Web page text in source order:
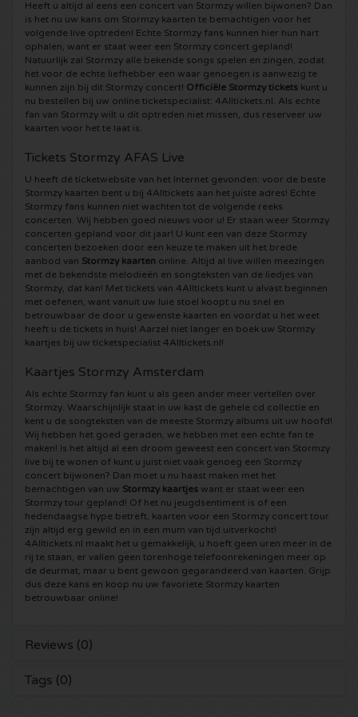
5 Seconds of Summer kaartjes
Simple Minds kaartjes
Toto kaartjes
De Amsterdamse Zomer kaarten
Normaal kaartjes
Louis Tomlinson kaartjes
Tom Jones kaartjes
Ed Sheeran kaartjes
Oscar and the Wolf tickets
Red Hot Chili Peppers kaartjes
Bryan Adams kaartjes
Burna Boy kaartjes
Coldplay kaartjes
Pinkpop kaartjes
Dance Valley kaartjes
Intents kaartjes
OH MY kaartjes
Kralingse Bos Festival
WOO HAH kaartjes
Free Your Mind Festival kaartjes
Strafwerk kaartjes
Into The Great Wide Open kaartjes
Breda Live kaartjes
7th Sunday Festival kaartjes
Harmony of Hardcore kaartjes
Parkzicht Outdoor Festival kaartjes
Into the Woods kaartjes
Crazyland kaartjes
Hardcore4life kaartjes
Shockerz kaartjes
Charlotte de Witte kaartjes
909 kaartjes
Verknipt kaartjes
DLDK kaarten
Above Beyond kaarten
Disclosure kaartjes
Qapital kaartjes
Hardwell kaartjes
X-Qlusive Holland kaartjes
Supremacy kaartjes
X-Qlusive kaartjes
Heeft u altijd al eens een concert van Stormzy willen bijwonen? Dan
is het nu uw kans om Stormzy kaarten te bemachtigen voor het
volgende live optreden! Echte Stormzy fans kunnen hier hun hart
ophalen, want er staat weer een Stormzy concert gepland!
Natuurlijk zal Stormzy alle bekende songs spelen en zingen, zodat
het voor de echte liefhebber een waar genoegen is aanwezig te
kunnen zijn bij dit Stormzy concert! Officiële Stormzy tickets kunt u
nu bestellen bij uw online ticketspecialist: 4Alltickets.nl. Als echte
fan van Stormzy wilt u dit optreden niet missen, dus reserveer uw
kaarten voor het te laat is.
Tickets Stormzy AFAS Live
U heeft dé ticketwebsite van het Internet gevonden: voor de beste
Stormzy kaarten bent u bij 4Alltickets aan het juiste adres! Echte
Stormzy fans kunnen niet wachten tot de volgende reeks
concerten. Wij hebben goed nieuws voor u! Er staan weer Stormzy
concerten gepland voor dit jaar! U kunt een van deze Stormzy
concerten bezoeken door een keuze te maken uit het brede
aanbod van Stormzy kaarten online. Altijd al live willen meezingen
met de bekendste melodieën en songteksten van de liedjes van
Stormzy, dat kan! Met tickets van 4Alltickets kunt u alvast beginnen
met oefenen, want vanuit uw luie stoel koopt u nu snel en
betrouwbaar de door u gewenste kaarten en voordat u het weet
heeft u de tickets in huis! Aarzel niet langer en boek uw Stormzy
kaartjes bij uw ticketspecialist 4Alltickets.nl!
Kaartjes Stormzy Amsterdam
Als echte Stormzy fan kunt u als geen ander meer vertellen over
Stormzy. Waarschijnlijk staat in uw kast de gehele cd collectie en
kent u de songteksten van de meeste Stormzy albums uit uw hoofd!
Wij hebben het goed geraden, we hebben met een echte fan te
maken! Is het altijd al een droom geweest een concert van Stormzy
live bij te wonen of kunt u juist niet vaak genoeg een Stormzy
concert bijwonen? Dan moet u nu haast maken met het
bemachtigen van uw Stormzy kaartjes want er staat weer een
Stormzy tour gepland! Of het nu jeugdsentiment is of een
hedendaagse hype betreft, kaarten voor een Stormzy concert tour
zijn altijd erg gewild en in een mum van tijd uitverkocht!
4Alltickets.nl maakt het u gemakkelijk, u hoeft geen uren meer in de
rij te staan, er vallen geen torenhoge telefoonrekeningen meer op
de deurmat, maar u bent gewoon gegarandeerd van kaarten. Grijp
dus deze kans en koop nu uw favoriete Stormzy kaarten
betrouwbaar online!
Reviews (0)
Tags (0)